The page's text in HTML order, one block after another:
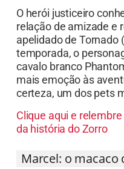
O herói justiceiro
relação de amizade e
apelidado de Tornado
temporada, o
cavalo branco
mais emoção às
certeza, um dos pets
Clique aqui e